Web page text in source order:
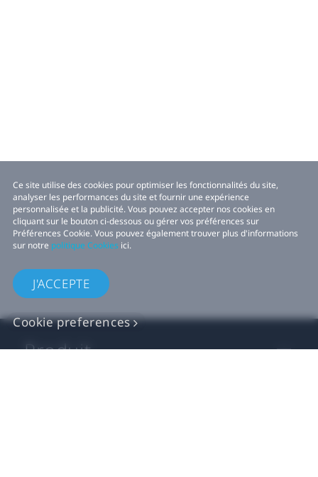
Ce site utilise des cookies pour optimiser les fonctionnalités du site,
analyser les performances du site et fournir une expérience
personnalisée et la publicité. Vous pouvez accepter nos cookies en
cliquant sur le bouton ci-dessous ou gérer vos préférences sur
Préférences Cookie. Vous pouvez également trouver plus d'informations
sur notre politique Cookies ici.
J'ACCEPTE
Cookie preferences
Produit